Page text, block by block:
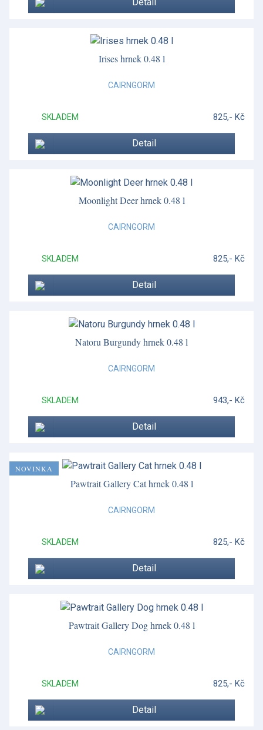
Irises hrnek 0.48 l
CAIRNGORM
SKLADEM 825,- Kč
Detail
Moonlight Deer hrnek 0.48 l
CAIRNGORM
SKLADEM 825,- Kč
Detail
Natoru Burgundy hrnek 0.48 l
CAIRNGORM
SKLADEM 943,- Kč
Detail
Pawtrait Gallery Cat hrnek 0.48 l
CAIRNGORM
SKLADEM 825,- Kč
Detail
NOVINKA
Pawtrait Gallery Dog hrnek 0.48 l
CAIRNGORM
SKLADEM 825,- Kč
Detail